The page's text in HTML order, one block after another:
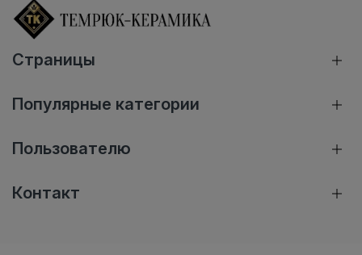
Страницы
Популярные категории
Пользователю
Контакт